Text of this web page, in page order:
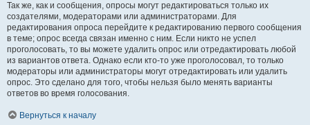
Так же, как и сообщения, опросы могут редактироваться только их
создателями, модераторами или администраторами. Для
редактирования опроса перейдите к редактированию первого сообщения
в теме; опрос всегда связан именно с ним. Если никто не успел
проголосовать, то вы можете удалить опрос или отредактировать любой
из вариантов ответа. Однако если кто-то уже проголосовал, то только
модераторы или администраторы могут отредактировать или удалить
опрос. Это сделано для того, чтобы нельзя было менять варианты
ответов во время голосования.
Вернуться к началу